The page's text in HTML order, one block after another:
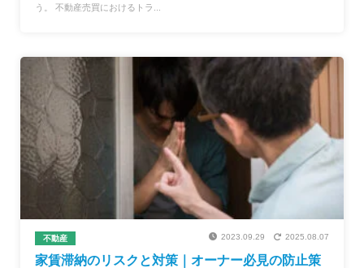
う。 不動産売買におけるトラ...
不動産 2023.09.29 2025.08.07
家賃滞納のリスクと対策｜オーナー必見の防止策